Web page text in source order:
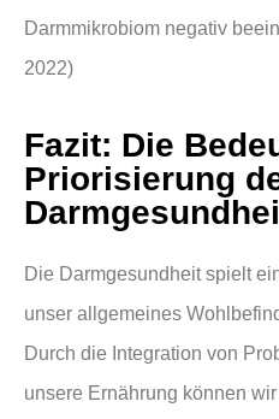
Darmmikrobiom negativ
2022)
Fazit: Die
Priorisierung
Die Darmgesundheit spielt
unser allgemeines
Durch die Integration von
unsere Ernährung können